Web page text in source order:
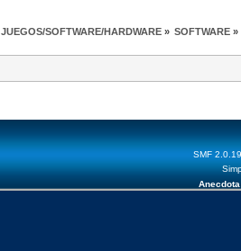
JUEGOS/SOFTWARE/HARDWARE» SOFTWARE»
SMF 2.0.19
Anecdota